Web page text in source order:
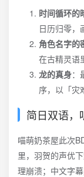
时间循环的
日历归零，
角色名字的
在古精灵语
龙的真身：
序，以「灾
简日双语，
喵萌奶茶屋此次
里，羽贺的声优
理崩溃；中文字